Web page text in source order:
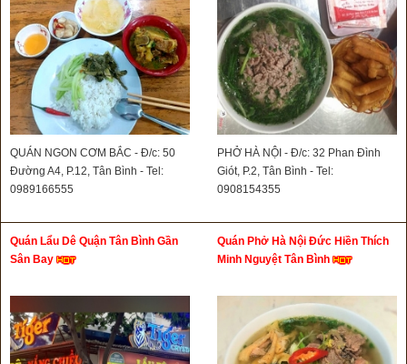
QUÁN NGON CƠM BẮC - Đ/c: 50
Đường A4, P.12, Tân Bình - Tel:
0989166555
PHỞ HÀ NỘI - Đ/c: 32 Phan Đình
Giót, P.2, Tân Bình - Tel:
0908154355
Quán Lẩu Dê Quận Tân Bình Gần
Sân Bay
Quán Phở Hà Nội Đức Hiền Thích
Minh Nguyệt Tân Bình